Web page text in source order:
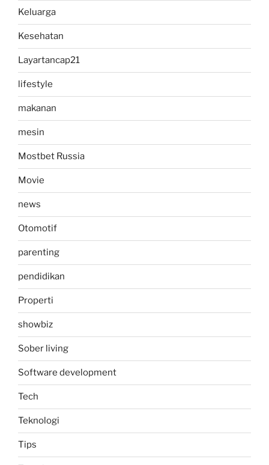
Keluarga
Kesehatan
Layartancap21
lifestyle
makanan
mesin
Mostbet Russia
Movie
news
Otomotif
parenting
pendidikan
Properti
showbiz
Sober living
Software development
Tech
Teknologi
Tips